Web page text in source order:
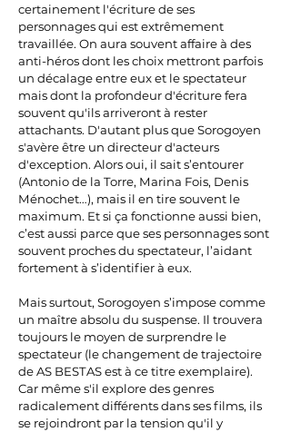
certainement l'écriture de ses
personnages qui est extrêmement
travaillée. On aura souvent affaire à des
anti-héros dont les choix mettront parfois
un décalage entre eux et le spectateur
mais dont la profondeur d'écriture fera
souvent qu'ils arriveront à rester
attachants. D'autant plus que Sorogoyen
s'avère être un directeur d'acteurs
d'exception. Alors oui, il sait s’entourer
(Antonio de la Torre, Marina Fois, Denis
Ménochet…), mais il en tire souvent le
maximum. Et si ça fonctionne aussi bien,
c’est aussi parce que ses personnages sont
souvent proches du spectateur, l’aidant
fortement à s’identifier à eux.
Mais surtout, Sorogoyen s’impose comme
un maître absolu du suspense. Il trouvera
toujours le moyen de surprendre le
spectateur (le changement de trajectoire
de AS BESTAS est à ce titre exemplaire).
Car même s'il explore des genres
radicalement différents dans ses films, ils
se rejoindront par la tension qu'il y